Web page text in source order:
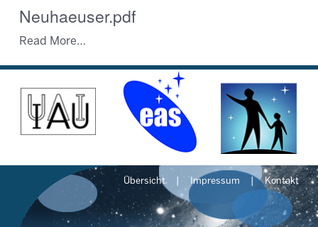
Neuhaeuser.pdf
Read More…
Übersicht Impressum Kontakt